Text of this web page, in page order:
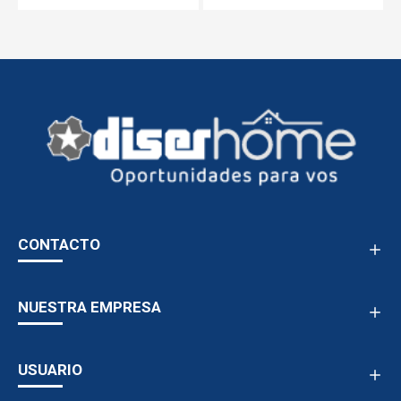
CONTACTO
NUESTRA EMPRESA
USUARIO